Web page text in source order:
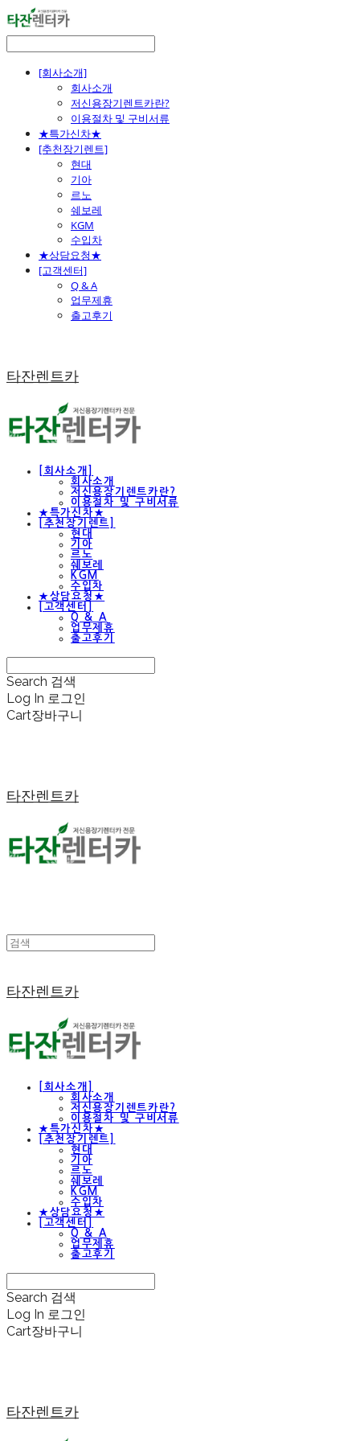
[회사소개]
회사소개
저신용장기렌트카란?
이용절차 및 구비서류
★특가신차★
[추천장기렌트]
현대
기아
르노
쉐보레
KGM
수입차
★상담요청★
[고객센터]
Q & A
업무제휴
출고후기
타잔렌트카
[회사소개]
회사소개
저신용장기렌트카란?
이용절차 및 구비서류
★특가신차★
[추천장기렌트]
현대
기아
르노
쉐보레
KGM
수입차
★상담요청★
[고객센터]
Q & A
업무제휴
출고후기
Search 검색
Log In 로그인
Cart장바구니
타잔렌트카
타잔렌트카
[회사소개]
회사소개
저신용장기렌트카란?
이용절차 및 구비서류
★특가신차★
[추천장기렌트]
현대
기아
르노
쉐보레
KGM
수입차
★상담요청★
[고객센터]
Q & A
업무제휴
출고후기
Search 검색
Log In 로그인
Cart장바구니
타잔렌트카